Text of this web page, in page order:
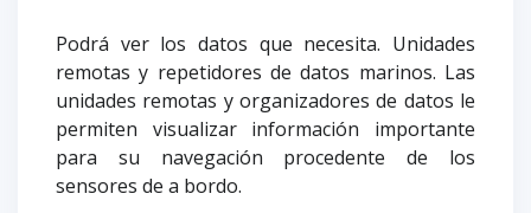
Podrá ver los datos que necesita. Unidades
remotas y repetidores de datos marinos. Las
unidades remotas y organizadores de datos le
permiten visualizar información importante
para su navegación procedente de los
sensores de a bordo.